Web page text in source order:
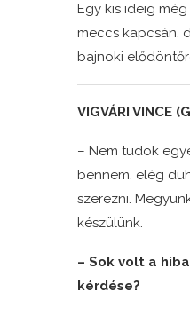
Egy kis ideig
meccs kapcsán,
bajnoki
VIGVÁRI VINCE
– Nem tudok
bennem, elég
szerezni.
készülünk.
– Sok volt a
kérdése?